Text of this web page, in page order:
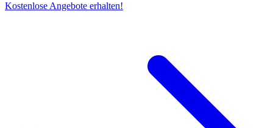
Kostenlose Angebote erhalten!